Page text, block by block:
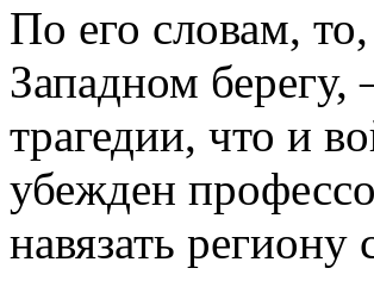
По его словам,
Западном
трагедии, что и
убежден
навязать